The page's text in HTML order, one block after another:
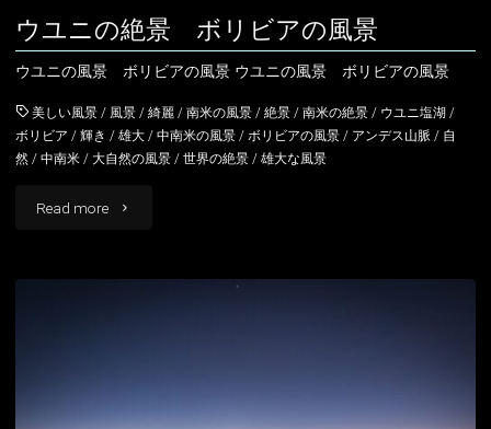
ビ
の
ウユニの絶景 ボリビアの風景
ウユニの風景 ボリビアの風景 ウユニの風景 ボリビアの風景
美しい風景 / 風景 /綺麗 /南米の風景 /絶景 /南米の絶景 / ウユニ塩湖 /
ボリビア /輝き /雄大 /中南米の風景 / ボリビアの風景 / アンデス山脈 / 自
然 /中南米 /大自然の風景 /世界の絶景 /雄大な風景
Read more "ウ
景